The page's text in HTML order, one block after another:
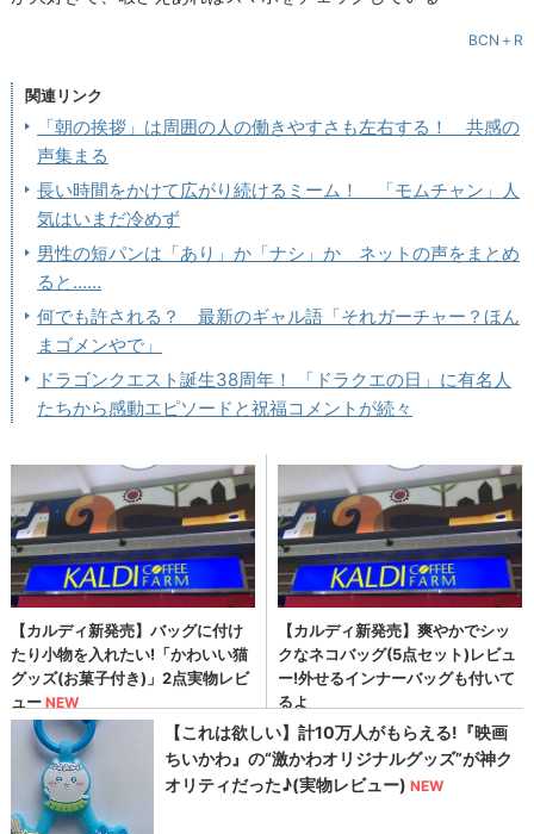
BCN＋R
関連リンク
「朝の挨拶」は周囲の人の働きやすさも左右する！ 共感の
声集まる
長い時間をかけて広がり続けるミーム！ 「モムチャン」人
気はいまだ冷めず
男性の短パンは「あり」か「ナシ」か ネットの声をまとめ
ると……
何でも許される？ 最新のギャル語「それガーチャー？ほん
まゴメンやで」
ドラゴンクエスト誕生38周年！ 「ドラクエの日」に有名人
たちから感動エピソードと祝福コメントが続々